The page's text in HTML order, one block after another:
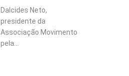
Dalcides Neto,
presidente da
Associação Movimento
pela...